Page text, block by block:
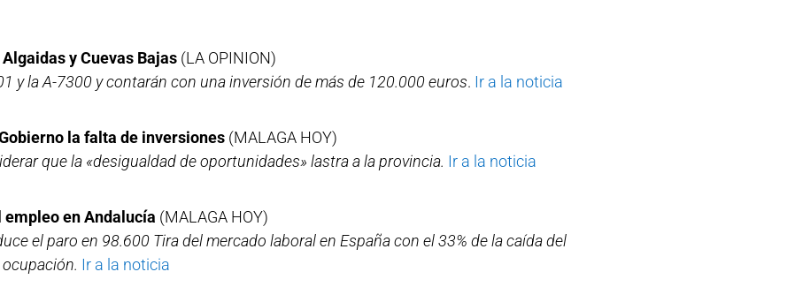
y Cuevas Bajas (LA OPINION)
y la A-7300 y contarán con una inversión de más de 120.000 euros. Ir a la noticia
la falta de inversiones (MALAGA HOY)
que la «desigualdad de oportunidades» lastra a la provincia. Ir a la noticia
en Andalucía (MALAGA HOY)
el paro en 98.600 Tira del mercado laboral en España con el 33% de la caída del
Ir a la noticia